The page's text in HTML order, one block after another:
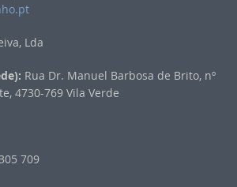
Lda
Rua Dr. Manuel Barbosa de Brito, nº
4730-769 Vila Verde
709